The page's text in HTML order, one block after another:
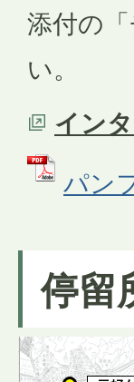
添付の
い。
イン
パン
停留